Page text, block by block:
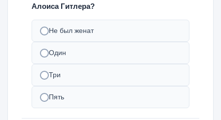
Алоиса Гитлера?
Не был женат
Один
Три
Пять